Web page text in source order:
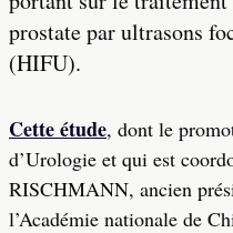
prostate par ultrasons
(HIFU).
Cette étude, dont le
d’Urologie et qui est
RISCHMANN, ancien
l’Académie nationale de